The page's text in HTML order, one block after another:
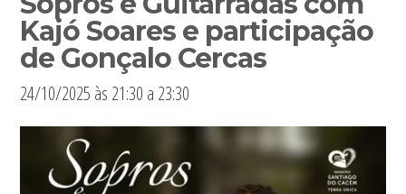
Kajó Soares e participação
de Gonçalo Cercas
24/10/2025 às 21:30 a 23:30